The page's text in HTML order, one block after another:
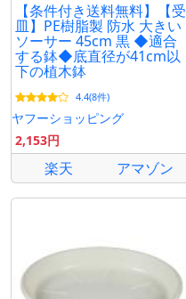
【条件付き送料無料】【受
皿】PE樹脂製 防水 大きい
ソーサー 45cm 黒 ◆適合
する鉢◆底直径が41cm以
下の植木鉢
4.4(8件)
ヤフーショッピング
2,153円
楽天 アマゾン